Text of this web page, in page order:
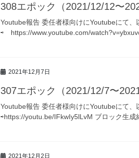
308エポック（2021/12/12〜
Youtube報告 委任者様向けにYoutubeにて
⇨ https://www.youtube.com/
2021年12月7日
307エポック（2021/12/7〜
Youtube報告 委任者様向けにYoutubeにて
⇨https://youtu.be/IFkwIy5lLvM ブロック生
2021年12月2日